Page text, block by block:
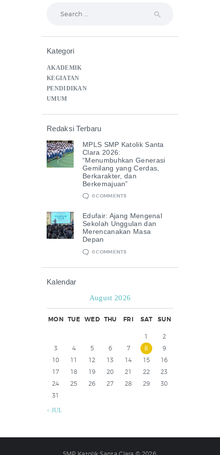
Kategori
AKADEMIK
KEGIATAN
PENDIDIKAN
UMUM
Redaksi Terbaru
MPLS SMP Katolik Santa
Clara 2026:
“Menumbuhkan Generasi
Gemilang yang Cerdas,
Berkarakter, dan
Berkemajuan”
0COMMENTS
Edufair: Ajang Mengenal
Sekolah Unggulan dan
Merencanakan Masa
Depan
0COMMENTS
Kalendar
August 2026
MON TUE WED THU FRI SAT SUN
1
2
3
4 5 6 7 8
9
10
11 12 13 14 15
16
17
18 19 20 21 22
23
24
25 26 27 28 29
30
31
« JUL